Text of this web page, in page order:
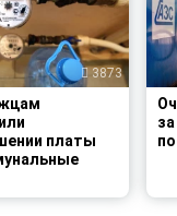
3873
платы